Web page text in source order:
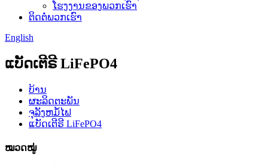
ໂຮງງານຂອງພວກເຮົາ
ຕິດ​ຕໍ່​ພວກ​ເຮົາ
English
ແບັດເຕີຣີ LiFePO4
ບ້ານ
ຜະລິດຕະພັນ
ຈຸລັງຫມໍ້ໄຟ
ແບັດເຕີຣີ LiFePO4
ໝວດໝູ່